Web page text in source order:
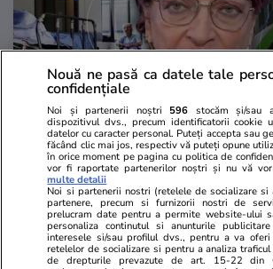
Wowbiz.ro
Monica Pop a suferit un AVC!
Anunțul îngrijorător a fost făcut
chiar de medicul oftalmolog: „M-
am supărat foarte tare”
Nouă ne pasă ca datele tale
confidențiale
Noi și partenerii noștri 596 stocăm și/sau
dispozitivul dvs., precum identificatorii cookie
datelor cu caracter personal. Puteți accepta sau
făcând clic mai jos, respectiv vă puteți opune
în orice moment pe pagina cu politica de
vor fi raportate partenerilor noștri și nu vă vor
multe detalii
Noi si partenerii nostri (retelele de socializare
partenere, precum si furnizorii nostri de
prelucram date pentru a permite website-ului
personaliza continutul si anunturile
interesele si/sau profilul dvs., pentru a va
retelelor de socializare si pentru a analiza
de drepturile prevazute de art. 15-22 din